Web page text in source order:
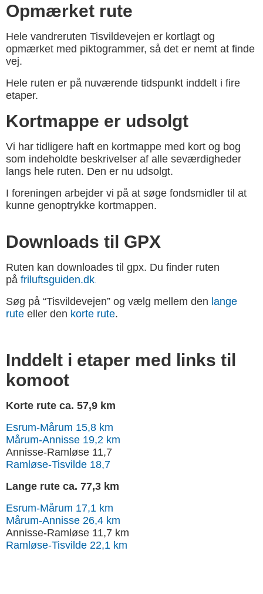
Opmærket rute
Hele vandreruten Tisvildevejen er kortlagt og
opmærket med piktogrammer, så det er nemt at finde
vej.
Hele ruten er på nuværende tidspunkt inddelt i fire
etaper.
Kortmappe er udsolgt
Vi har tidligere haft en kortmappe med kort og bog
som indeholdte beskrivelser af alle seværdigheder
langs hele ruten. Den er nu udsolgt.
I foreningen arbejder vi på at søge fondsmidler til at
kunne genoptrykke kortmappen.
Downloads til GPX
Ruten kan downloades til gpx. Du finder ruten
på friluftsguiden.dk.
Søg på “Tisvildevejen” og vælg mellem den lange
rute eller den korte rute.
Inddelt i etaper med links til
komoot
Korte rute ca. 57,9 km
Esrum-Mårum 15,8 km
Mårum-Annisse 19,2 km
Annisse-Ramløse 11,7
Ramløse-Tisvilde 18,7
Lange rute ca. 77,3 km
Esrum-Mårum 17,1 km
Mårum-Annisse 26,4 km
Annisse-Ramløse 11,7 km
Ramløse-Tisvilde 22,1 km